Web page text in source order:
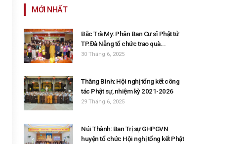
MỚI NHẤT
Bắc Trà My: Phân Ban Cư sĩ Phật tử
TP.Đà Nẵng tổ chức trao quà...
30 Tháng 6, 2025
Thăng Bình: Hội nghị tổng kết công
tác Phật sự, nhiệm kỳ 2021-2026
29 Tháng 6, 2025
Núi Thành: Ban Trị sự GHPGVN
huyện tổ chức Hội nghị tổng kết Phật